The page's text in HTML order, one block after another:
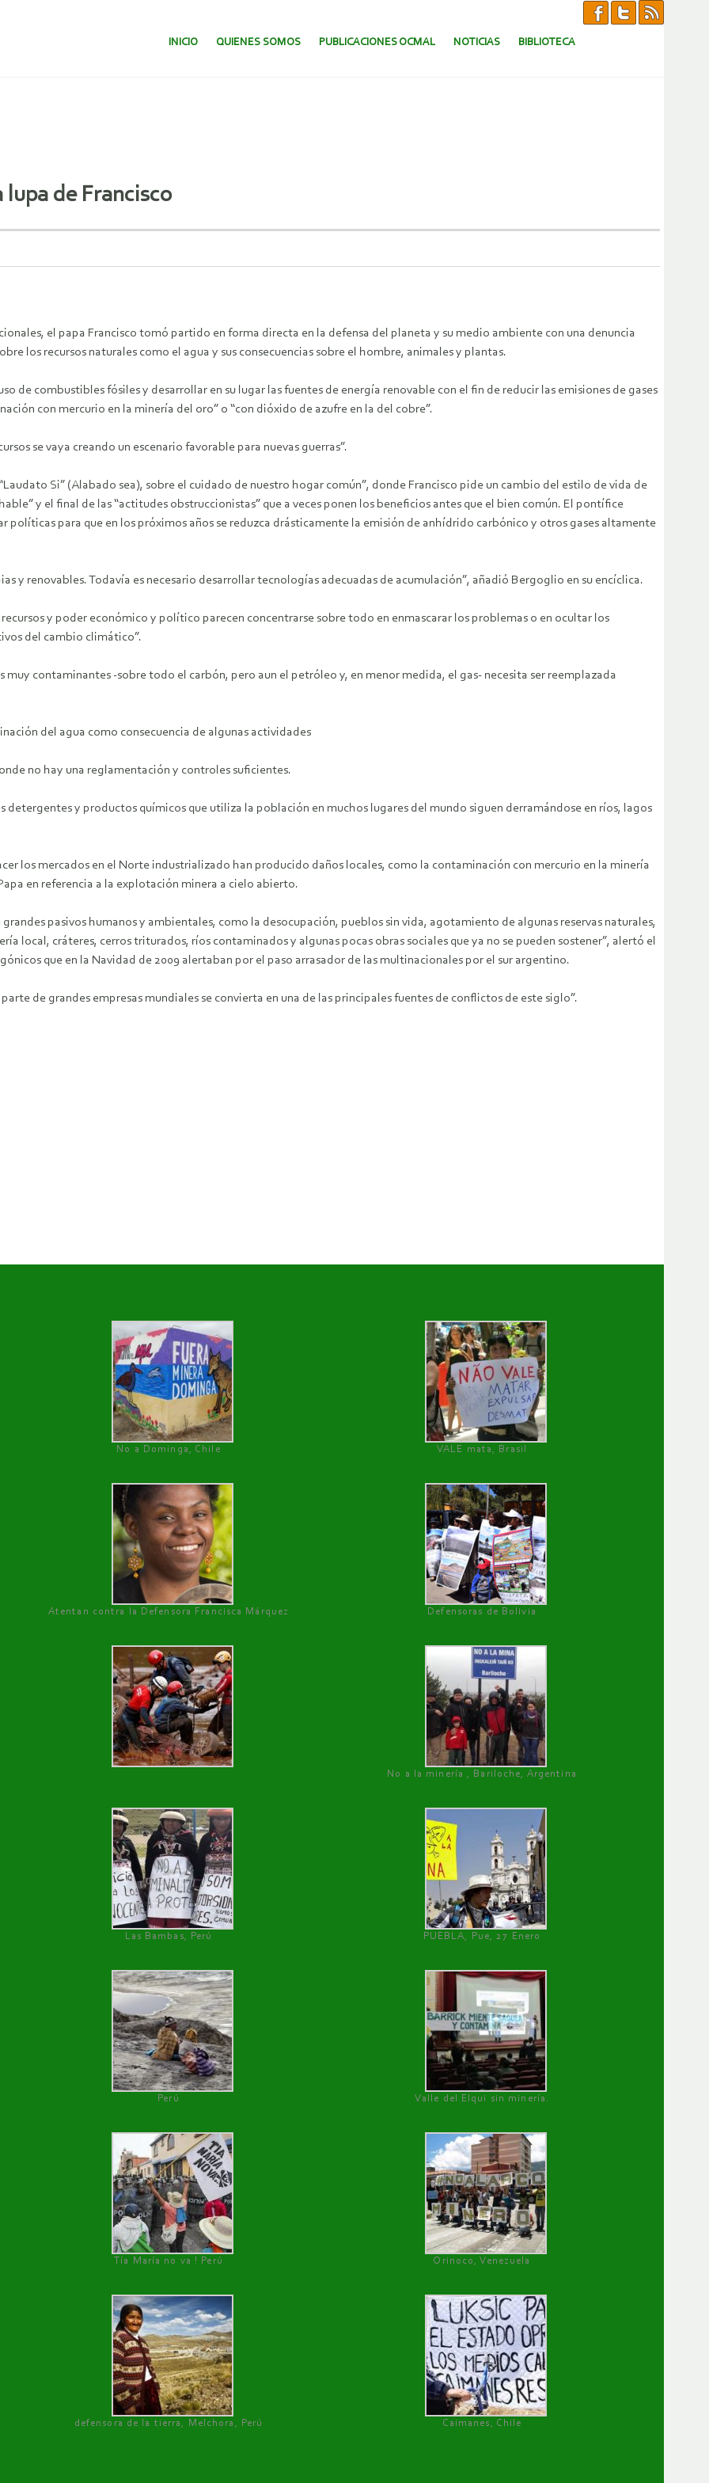
SALTAR AL CONTENIDO.
INICIO QUIENES SOMOS PUBLICACIONES OCMAL NOTICIAS BIBLIOTECA
de Francisco
el papa Francisco tomó partido en forma directa en la defensa del planeta y su medio ambiente con una denuncia
los recursos naturales como el agua y sus consecuencias sobre el hombre, animales y plantas.
de combustibles fósiles y desarrollar en su lugar las fuentes de energía renovable con el fin de reducir las emisiones de gases
con mercurio en la minería del oro” o “con dióxido de azufre en la del cobre”.
se vaya creando un escenario favorable para nuevas guerras”.
Si” (Alabado sea), sobre el cuidado de nuestro hogar común”, donde Francisco pide un cambio del estilo de vida de
y el final de las “actitudes obstruccionistas” que a veces ponen los beneficios antes que el bien común. El pontífice
políticas para que en los próximos años se reduzca drásticamente la emisión de anhídrido carbónico y otros gases altamente
y renovables. Todavía es necesario desarrollar tecnologías adecuadas de acumulación”, añadió Bergoglio en su encíclica.
y poder económico y político parecen concentrarse sobre todo en enmascarar los problemas o en ocultar los
del cambio climático”.
contaminantes -sobre todo el carbón, pero aun el petróleo y, en menor medida, el gas- necesita ser reemplazada
del agua como consecuencia de algunas actividades
no hay una reglamentación y controles suficientes.
detergentes y productos químicos que utiliza la población en muchos lugares del mundo siguen derramándose en ríos, lagos
los mercados en el Norte industrializado han producido daños locales, como la contaminación con mercurio en la minería
en referencia a la explotación minera a cielo abierto.
pasivos humanos y ambientales, como la desocupación, pueblos sin vida, agotamiento de algunas reservas naturales,
local, cráteres, cerros triturados, ríos contaminados y algunas pocas obras sociales que ya no se pueden sostener”, alertó el
que en la Navidad de 2009 alertaban por el paso arrasador de las multinacionales por el sur argentino.
de grandes empresas mundiales se convierta en una de las principales fuentes de conflictos de este siglo”.
No a Dominga, Chile
VALE mata, Brasil
Atentan contra la Defensora Francisca Márquez Defensoras de Bolivia
No a la minería , Bariloche, Argentina
Las Bambas, Perú PUEBLA, Pue, 27 Enero
Perú Valle del Elqui sin minería.
Tía María no va ! Perú Orinoco, Venezuela
defensora de la tierra, Melchora, Perú Caimanes, Chile